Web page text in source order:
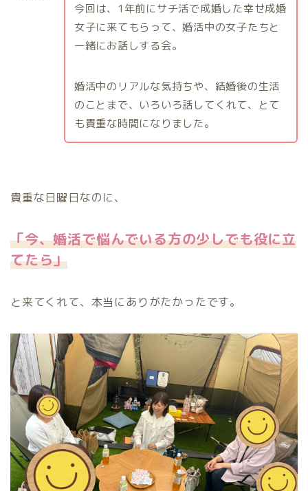
今回は、1年前にサチ活で成婚した幸せ成婚
女子に来てもらって、婚活中の女子たちと
一緒にお話しする会。
婚活中のリアルな気持ちや、結婚後の生活
のことまで、いろいろ話してくれて、とて
も貴重な時間になりました。
貴重な日曜日なのに、
「今、婚活で悩んでいる方の少しでも役に立
てたら」
と来てくれて、本当にありがたかったです。